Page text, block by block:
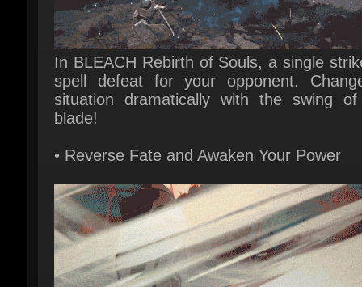
In BLEACH Rebirth of Souls, a single
spell defeat for your opponent.
situation dramatically with the swing of
blade!
• Reverse Fate and Awaken Your Power
The more desperate the situation, the
powerful you become. Overturn the
battle and unlock new forms and new